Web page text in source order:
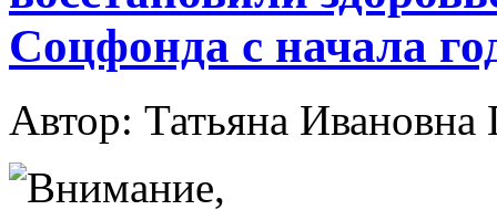
Соцфонда с начала
Автор: Татьяна